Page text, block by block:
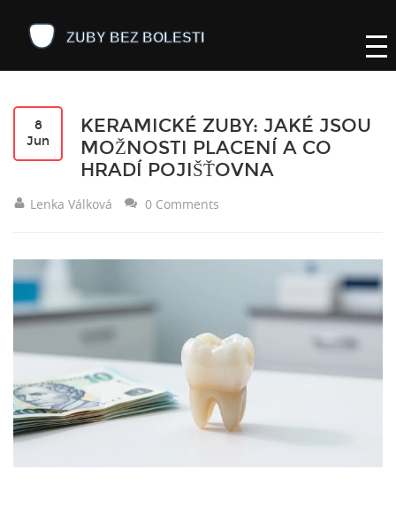
8
Jun
KERAMICKÉ ZUBY: JAKÉ JSOU
MOŽNOSTI PLACENÍ A CO
HRADÍ POJIŠŤOVNA
Lenka Válková 0 Comments